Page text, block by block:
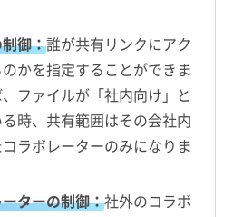
御：誰が共有リンクにアク
かを指定することができま
ファイルが「社内向け」と
時、共有範囲はその会社内
ラボレーターのみになりま
ターの制御：社外のコラボ